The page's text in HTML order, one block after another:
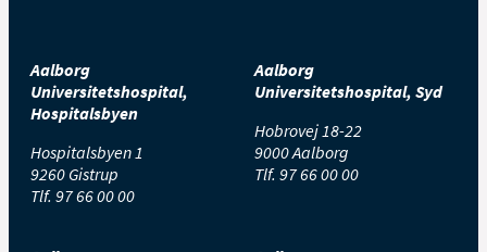
Aalborg
Universitetshospital,
Hospitalsbyen
Hospitalsbyen 1
9260 Gistrup
Tlf. 97 66 00 00
Aalborg
Universitetshospital, Syd
Hobrovej 18-22
9000 Aalborg
Tlf. 97 66 00 00